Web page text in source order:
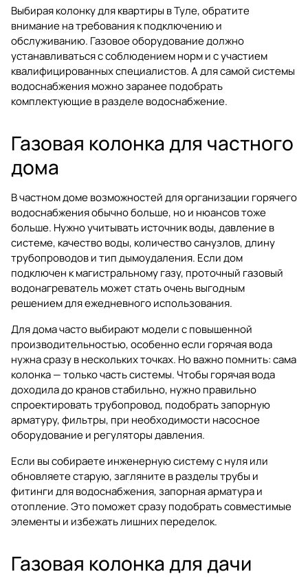
Выбирая колонку для квартиры в Туле, обратите
внимание на требования к подключению и
обслуживанию. Газовое оборудование должно
устанавливаться с соблюдением норм и с участием
квалифицированных специалистов. А для самой системы
водоснабжения можно заранее подобрать
комплектующие в разделеводоснабжение.
Газовая колонка для частного
дома
В частном доме возможностей для организации горячего
водоснабжения обычно больше, но и нюансов тоже
больше. Нужно учитывать источник воды, давление в
системе, качество воды, количество санузлов, длину
трубопроводов и тип дымоудаления. Если дом
подключен к магистральному газу, проточный газовый
водонагреватель может стать очень выгодным
решением для ежедневного использования.
Для дома часто выбирают модели с повышенной
производительностью, особенно если горячая вода
нужна сразу в нескольких точках. Но важно помнить: сама
колонка — только часть системы. Чтобы горячая вода
доходила до кранов стабильно, нужно правильно
спроектировать трубопровод, подобрать запорную
арматуру, фильтры, при необходимости насосное
оборудование и регуляторы давления.
Если вы собираете инженерную систему с нуля или
обновляете старую, загляните в разделытрубы и
фитинги для водоснабжения,запорная арматураи
отопление. Это поможет сразу подобрать совместимые
элементы и избежать лишних переделок.
Газовая колонка для дачи